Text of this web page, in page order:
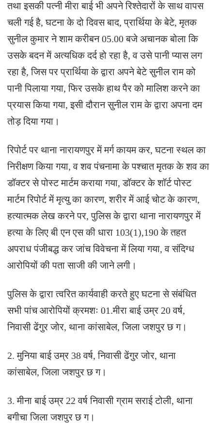
तथा इसकी पत्नी मीरा बाई भी अपने रिश्तेदारों के साथ वापस
चली गई है, घटना के दो दिवस बाद, प्रार्थिया के बेटे, मृतक
सुनील कुमार ने शाम करीबन 05.00 बजे अचानक बोला कि
उसके बदन में अत्यधिक दर्द हो रहा है, व उसे पानी प्यास लग
रहा है, जिस पर प्रार्थिया के द्वारा अपने बेटे सुनील राम को
पानी पिलाया गया, फिर उसके हाथ पैर को मालिश करने का
प्रयास किया गया, इसी दौरान सुनील राम के द्वारा अपना दम
तोड़ दिया गया।
रिपोर्ट पर थाना नारायणपुर में मर्ग कायम कर, घटना स्थल का
निरीक्षण किया गया, व शव पंचनामा के पश्चात मृतक के शव का
डॉक्टर से पोस्ट मार्टम कराया गया, डॉक्टर के शॉर्ट पोस्ट
मार्टम रिपोर्ट में मृत्यु का कारण, शरीर में आई चोट के कारण,
हत्यात्मक लेख करने पर, पुलिस के द्वारा थाना नारायणपुर में
हत्या के लिए बी एन एस की धारा 103(1),190 के तहत
अपराध पंजीबद्ध कर जांच विवेचना में लिया गया, व संदिग्ध
आरोपियों की पता साजी की जाने लगी।
पुलिस के द्वारा त्वरित कार्यवाही करते हुए घटना से संबंधित
सभी पांच आरोपियों क्रमशः 01.मीरा बाई उम्र 20 वर्ष,
निवासी ढेंगुर जोर, थाना कांसाबेल, जिला जशपुर छ ग।
2. मुनिया बाई उम्र 38 वर्ष, निवासी ढेंगुर जोर, थाना
कांसाबेल, जिला जशपुर छ ग।
3. मीना बाई उम्र 22 वर्ष निवासी ग्राम सराई टोली, थाना
बगीचा जिला जशपुर छ ग।